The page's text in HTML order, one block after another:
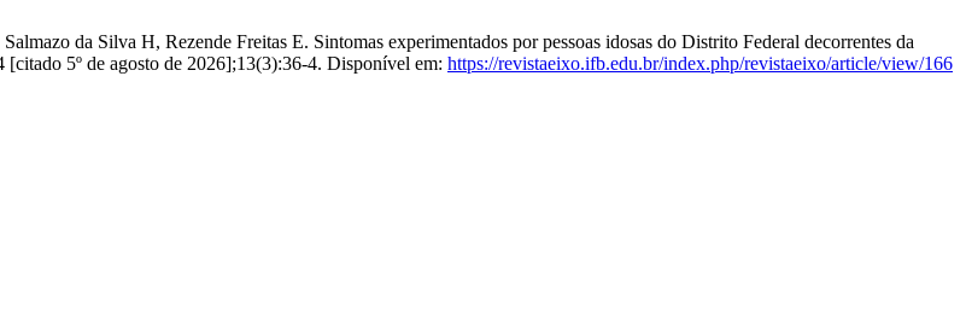
da Silva H, Rezende Freitas E. Sintomas experimentados por pessoas idosas do Distrito Federal decorrentes da
5º de agosto de 2026];13(3):36-4. Disponível em: https://revistaeixo.ifb.edu.br/index.php/revistaeixo/article/view/166